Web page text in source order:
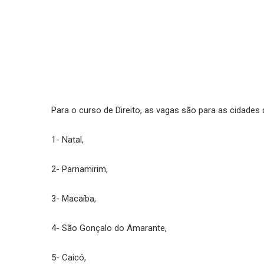
Para o curso de Direito, as vagas são para as cidades
1- Natal,
2- Parnamirim,
3- Macaíba,
4- São Gonçalo do Amarante,
5- Caicó,